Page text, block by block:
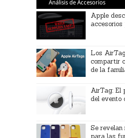
Análisis de Accesorios
Apple
Los
compartir
de la
AirTag: El
del evento
Se revelan
para las